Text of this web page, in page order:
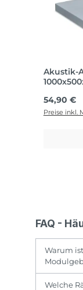
Akustik-
Regulärer
54,90 €
Preise inkl.
FAQ -
Warum
Welche